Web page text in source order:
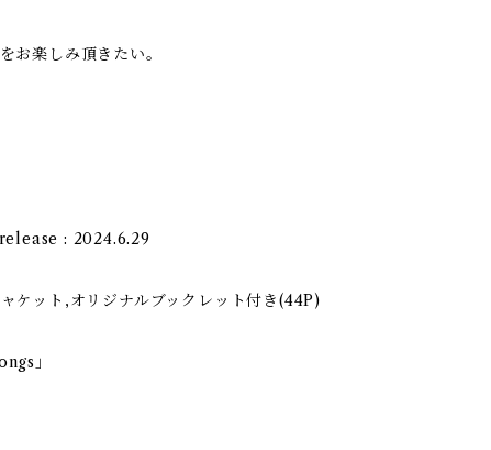
お楽しみ頂きたい。
: 2024.6.29
ケット,オリジナルブックレット付き(44P)
」